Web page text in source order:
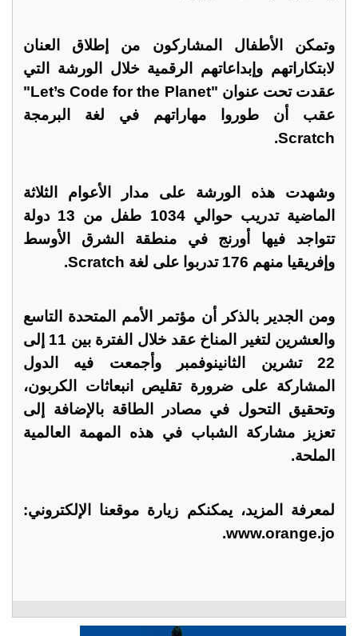
وتمكن الأطفال المشاركون من إطلاق العنان
لابتكاراتهم وإبداعاتهم الرقمية خلال الورشة التي
عقدت تحت عنوان "Let’s Code for the Planet"
عقب أن طوروا مهاراتهم في لغة البرمجة
Scratch.
وشهدت هذه الورشة على مدار الأعوام الثلاثة
الماضية تدريب حوالي 1034 طفل من 13 دولة
تتواجد فيها أورنج في منطقة الشرق الأوسط
وإفريقيا منهم 176 تدربوا على لغة Scratch.
ومن الجدير بالذكر أن مؤتمر الأمم المتحدة التاسع
والعشرين لتغير المناخ عقد خلال الفترة بين 11 إلى
22 تشرين الثانينوفمبر وأجمعت فيه الدول
المشاركة على ضرورة تقليص انبعاثات الكربون،
وتحقيق التحول في مصادر الطاقة بالإضافة إلى
تعزيز مشاركة الشباب في هذه المهمة العالمية
الملحة.
لمعرفة المزيد، يمكنكم زيارة موقعنا الإلكتروني:
www.orange.jo.